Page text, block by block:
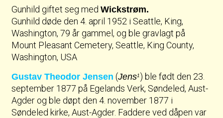
Gunhild giftet seg medWickstrøm.
Gunhild døde den 4. april 1952 i Seattle, King,
Washington, 79 år gammel, og ble gravlagt på
Mount Pleasant Cemetery, Seattle, King County,
Washington, USA
Gustav Theodor Jensen (Jens1) ble født den 23.
september 1877 på Egelands Verk, Søndeled, Aust-
Agder og ble døpt den 4. november 1877 i
Søndeled kirke, Aust-Agder. Faddere ved dåpen var